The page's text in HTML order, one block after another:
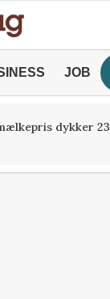
JOB
dykker 23